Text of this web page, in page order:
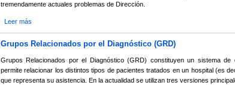
tremendamente actuales problemas de Dirección.
Leer más
Grupos Relacionados por el Diagnóstico (GRD)
Grupos Relacionados por el Diagnóstico (GRD) constituyen un sistema de
permite relacionar los distintos tipos de pacientes tratados en un hospital (es
que representa su asistencia. En la actualidad se utilizan tres versiones